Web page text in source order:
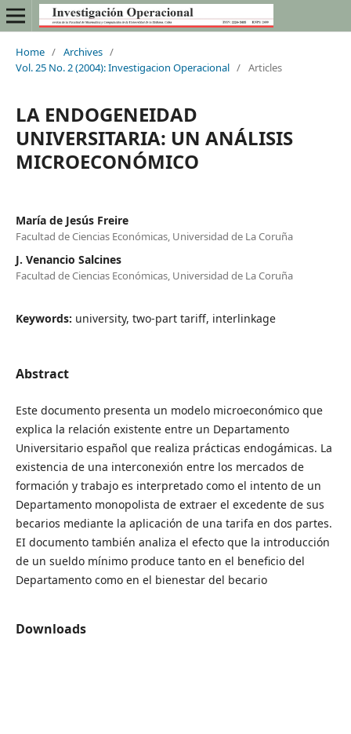
Home / Archives /
Vol. 25 No. 2 (2004): Investigacion Operacional / Articles
LA ENDOGENEIDAD
UNIVERSITARIA: UN ANÁLISIS
MICROECONÓMICO
María de Jesús Freire
Facultad de Ciencias Económicas, Universidad de La Coruña
J. Venancio Salcines
Facultad de Ciencias Económicas, Universidad de La Coruña
Keywords: university, two-part tariff, interlinkage
Abstract
Este documento presenta un modelo microeconómico que
explica la relación existente entre un Departamento
Universitario español que realiza prácticas endogámicas. La
existencia de una interconexión entre los mercados de
formación y trabajo es interpretado como el intento de un
Departamento monopolista de extraer el excedente de sus
becarios mediante la aplicación de una tarifa en dos partes.
EI documento también analiza el efecto que la introducción
de un sueldo mínimo produce tanto en el beneficio del
Departamento como en el bienestar del becario
Downloads